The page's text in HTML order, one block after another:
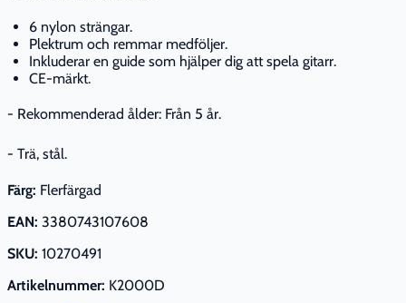
6 nylon strängar.
Plektrum och remmar medföljer.
Inkluderar en guide som hjälper dig att spela gitarr.
CE-märkt.
- Rekommenderad ålder: Från 5 år.
- Trä, stål.
Färg: Flerfärgad
EAN: 3380743107608
SKU: 10270491
Artikelnummer: K2000D